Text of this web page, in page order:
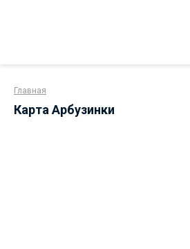
Главная
Карта Арбузинки